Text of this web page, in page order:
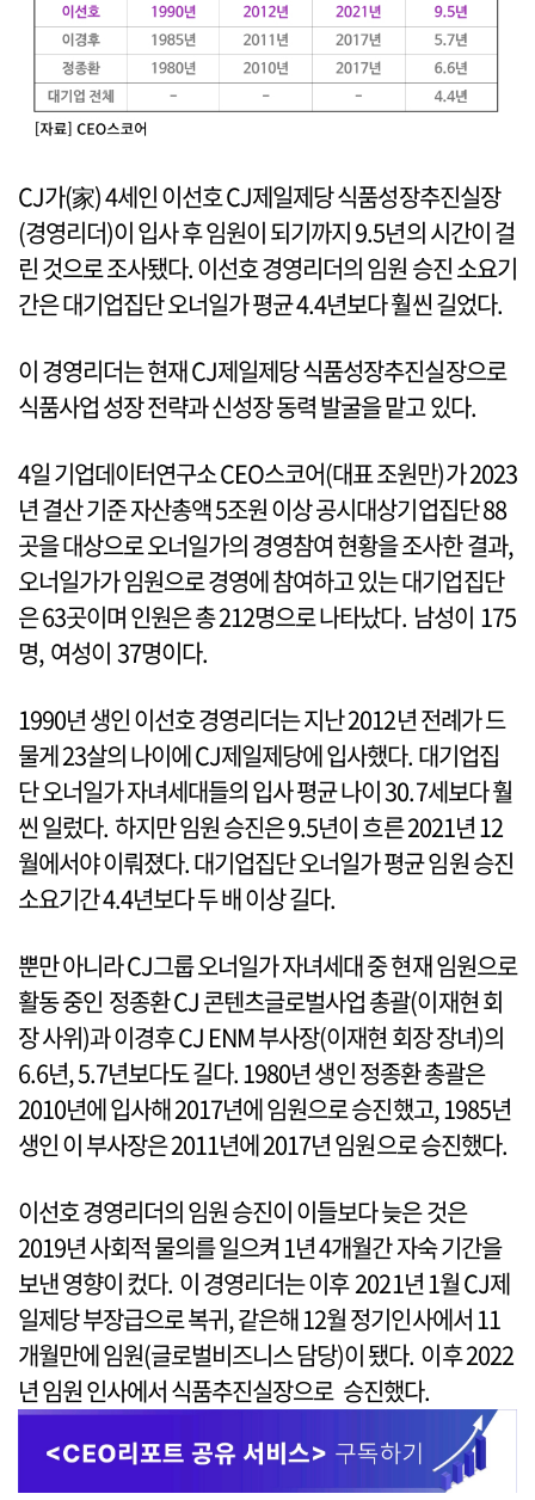
CJ가(家) 4세인 이선호 CJ제일제당 식품성장추진실장
(경영리더)이 입사 후 임원이 되기까지 9.5년의 시간이 걸
린 것으로 조사됐다. 이선호 경영리더의 임원 승진 소요기
간은 대기업집단 오너일가 평균 4.4년보다 훨씬 길었다.
이 경영리더는 현재 CJ제일제당 식품성장추진실장으로
식품사업 성장 전략과 신성장 동력 발굴을 맡고 있다.
4일 기업데이터연구소 CEO스코어(대표 조원만)가 2023
년 결산 기준 자산총액 5조원 이상 공시대상기업집단 88
곳을 대상으로 오너일가의 경영참여 현황을 조사한 결과,
오너일가가 임원으로 경영에 참여하고 있는 대기업집단
은 63곳이며 인원은 총 212명으로 나타났다. 남성이 175
명, 여성이 37명이다.
1990년 생인 이선호 경영리더는 지난 2012년 전례가 드
물게 23살의 나이에 CJ제일제당에 입사했다. 대기업집
단 오너일가 자녀세대들의 입사 평균 나이 30.7세보다 훨
씬 일렀다. 하지만 임원 승진은 9.5년이 흐른 2021년 12
월에서야 이뤄졌다. 대기업집단 오너일가 평균 임원 승진
소요기간 4.4년보다 두 배 이상 길다.
뿐만 아니라 CJ그룹 오너일가 자녀세대 중 현재 임원으로
활동 중인 정종환 CJ 콘텐츠글로벌사업 총괄(이재현 회
장 사위)과 이경후 CJ ENM 부사장(이재현 회장 장녀)의
6.6년, 5.7년보다도 길다. 1980년 생인 정종환 총괄은
2010년에 입사해 2017년에 임원으로 승진했고, 1985년
생인 이 부사장은 2011년에 2017년 임원으로 승진했다.
이선호 경영리더의 임원 승진이 이들보다 늦은 것은
2019년 사회적 물의를 일으켜 1년 4개월간 자숙 기간을
보낸 영향이 컸다. 이 경영리더는 이후 2021년 1월 CJ제
일제당 부장급으로 복귀, 같은해 12월 정기인사에서 11
개월만에 임원(글로벌비즈니스 담당)이 됐다. 이후 2022
년 임원 인사에서 식품추진실장으로 승진했다.